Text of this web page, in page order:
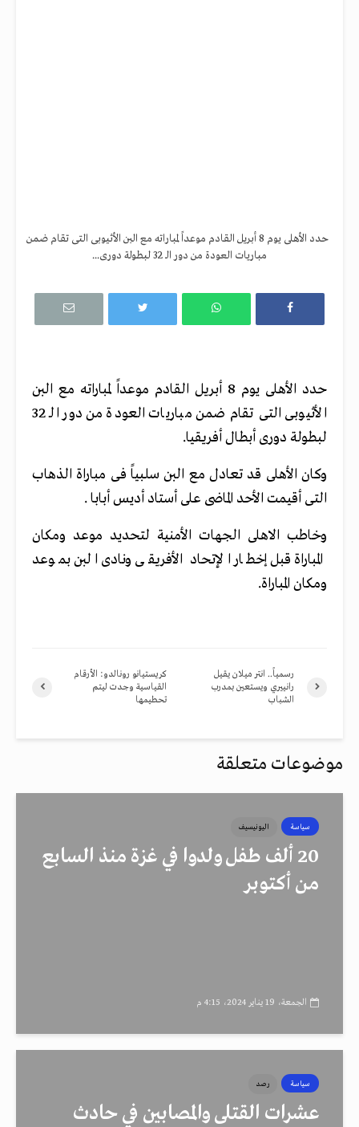
حدد الأهلى يوم 8 أبريل القادم موعداً لمباراته مع البن الأثيوبى التى تقام ضمن
مباريات العودة من دور الـ 32 لبطولة دورى...
حدد الأهلى يوم 8 أبريل القادم موعداً لمباراته مع البن
الأثيوبى التى تقام ضمن مباريات العودة من دور الـ 32
لبطولة دورى أبطال أفريقيا.
وكان الأهلى قد تعادل مع البن سلبياً فى مباراة الذهاب
التى أقيمت الأحد الماضى على أستاد أديس أبابا .
وخاطب الاهلى الجهات الأمنية لتحديد موعد ومكان
المباراة قبل إخطار الإتحاد الأفريقى ونادى البن بموعد
ومكان المباراة.
كريستيانو رونالدو: الأرقام
القياسية وجدت ليتم
تحطيمها
رسمياً.. انتر ميلان يقيل
رانييري ويستعين بمدرب
الشباب
موضوعات متعلقة
سياسة اليونيسيف
20 ألف طفل ولدوا في غزة منذ السابع
من أكتوبر
الجمعة، 19 يناير 2024، 4:15 م
سياسة رصد
عشرات القتلى والمصابين في حادث